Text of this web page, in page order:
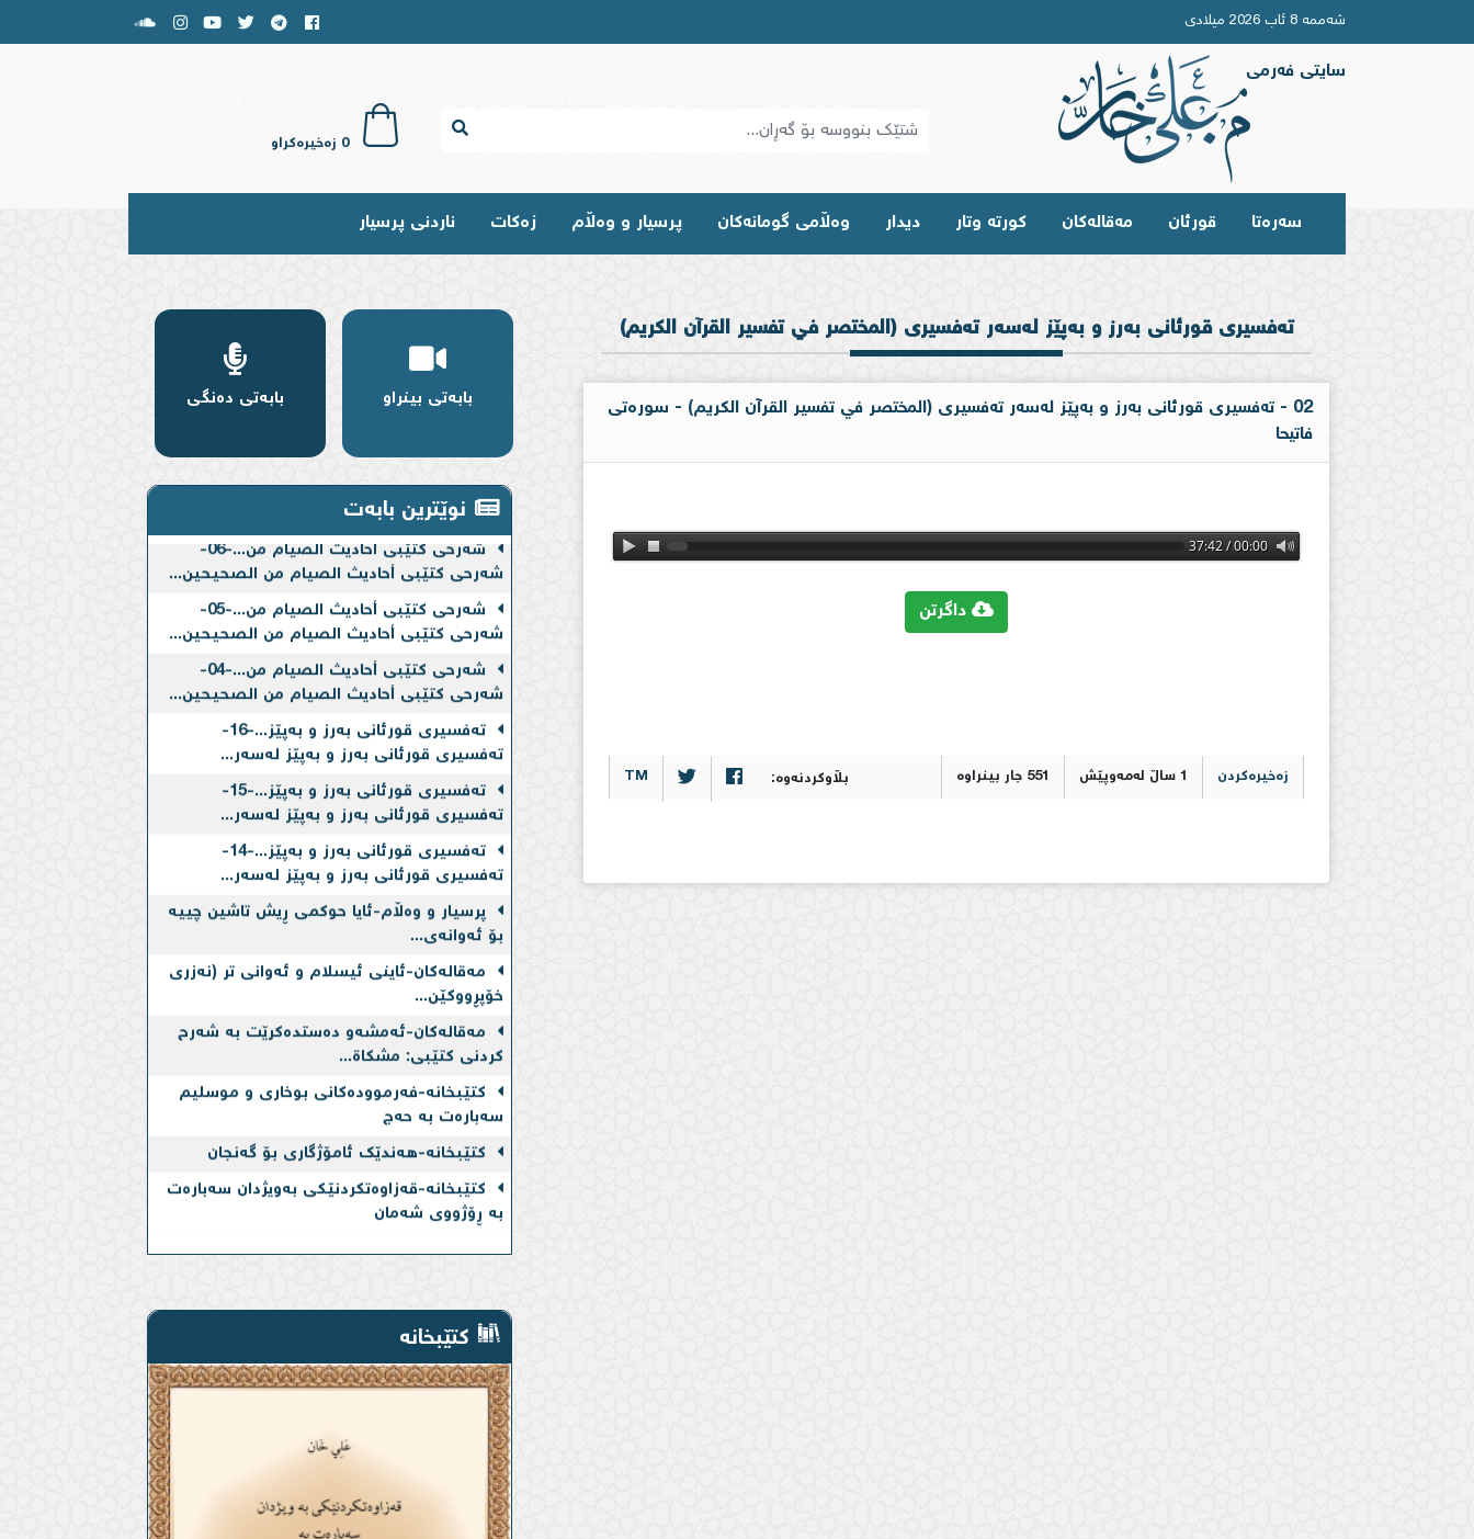
شەممە 8 ئاب 2026 میلادی
سایتی فەرمی
0 زەخیرەکراو
سەرەتا قورئان مەقالەکان کورتە وتار دیدار وه‌ڵامی گومانه‌كان پرسیار و وەڵام زەکات ناردنی پرسیار
تەفسیری قورئانی بەرز و بەپێز لەسەر تەفسیری (المختصر في تفسير القرآن الكريم)
02 - تەفسیری قورئانی بەرز و بەپێز لەسەر تەفسیری (المختصر في تفسير القرآن الكريم) - سورەتی
فاتیحا
00:00 / 37:42
داگرتن
زەخیرەکردن 1 ساڵ لەمەوپێش 551 جار بینراوە بڵاوکردنەوە: TM
بابەتی بینراو بابەتی دەنگی
نوێترین بابەت
شەرحی کتێبی أحادیث الصیام من...-06-
شەرحی کتێبی أحادیث الصیام من الصحیحین...
شەرحی کتێبی أحادیث الصیام من الصحیحین...
شەرحی کتێبی أحادیث الصیام من الصحیحین...
تەفسیری قورئانی بەرز و بەپێز لەسەر...
تەفسیری قورئانی بەرز و بەپێز لەسەر...
تەفسیری قورئانی بەرز و بەپێز لەسەر...
بۆ ئه‌وانه‌ی...
خۆپڕووكێن...
مەقالەکان-ئه‌مشه‌و ده‌ستده‌كرێت به‌ شەرح
کردنی کتێبی: مشکاة...
سەبارەت بە حەج
بە ڕۆژووی شەمان
کتێبخانە